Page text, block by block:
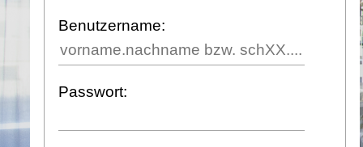
Benutzername:
Passwort: